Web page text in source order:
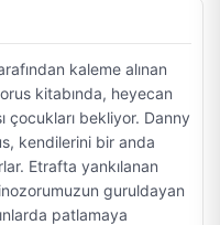
kaleme alınan
kitabında, heyecan
çocukları bekliyor. Danny
kendilerini bir anda
Etrafta yankılanan
guruldayan
patlamaya